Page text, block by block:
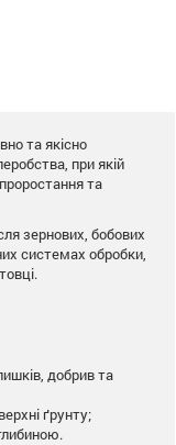
та якісно
при якій
та
зернових, бобових
системах обробки,
добрив та
ґрунту;